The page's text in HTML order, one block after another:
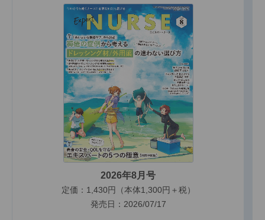
2026年8月号
定価：1,430円（本体1,300円＋税）
発売日：2026/07/17